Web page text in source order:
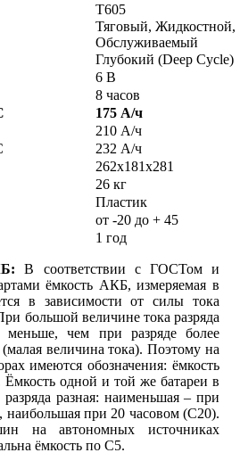
T605
Тяговый, Жидкостной,
Обслуживаемый
Глубокий (Deep Cycle)
6 В
8 часов
175 А/ч
210 А/ч
232 А/ч
262х181х281
26 кг
Пластик
от -20 до + 45
1 год
В соответствии с ГОСТом и
ёмкость АКБ, измеряемая в
в зависимости от силы тока
большой величине тока разряда
чем при разряде более
величина тока). Поэтому на
имеются обозначения: ёмкость
одной и той же батареи в
разная: наименьшая – при
наибольшая при 20 часовом (С20).
на автономных источниках
ёмкость по С5.